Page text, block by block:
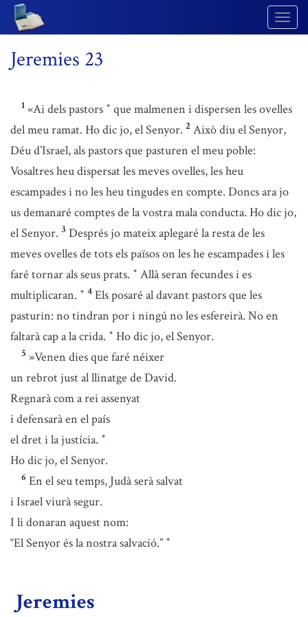
Jeremies 23
1 «Ai dels pastors * que malmenen i dispersen les ovelles
del meu ramat. Ho dic jo, el Senyor. 2 Això diu el Senyor,
Déu d’Israel, als pastors que pasturen el meu poble:
Vosaltres heu dispersat les meves ovelles, les heu
escampades i no les heu tingudes en compte. Doncs ara jo
us demanaré comptes de la vostra mala conducta. Ho dic jo,
el Senyor. 3 Després jo mateix aplegaré la resta de les
meves ovelles de tots els països on les he escampades i les
faré tornar als seus prats. * Allà seran fecundes i es
multiplicaran. * 4 Els posaré al davant pastors que les
pasturin: no tindran por i ningú no les esfereirà. No en
faltarà cap a la crida. * Ho dic jo, el Senyor.
5 »Venen dies que faré néixer
un rebrot just al llinatge de David.
Regnarà com a rei assenyat
i defensarà en el país
el dret i la justícia. *
Ho dic jo, el Senyor.
6 En el seu temps, Judà serà salvat
i Israel viurà segur.
I li donaran aquest nom:
“El Senyor és la nostra salvació.” *
Jeremies